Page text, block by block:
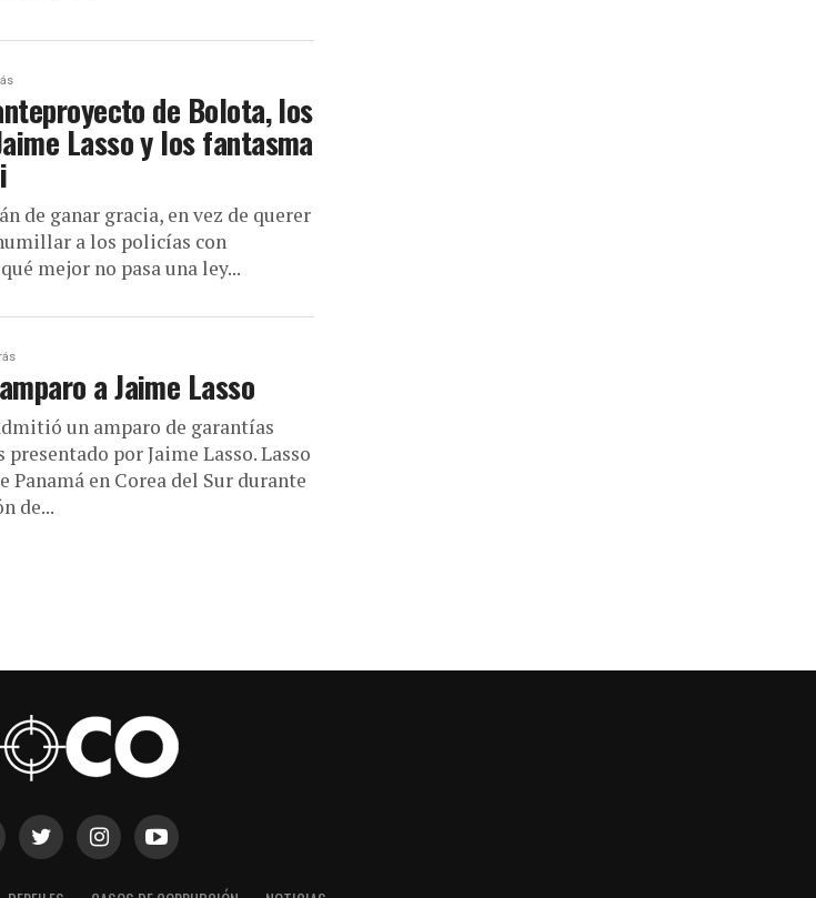
de Bolota, los
Lasso y los fantasma
de ganar gracia, en vez de querer
a los policías con
mejor no pasa una ley...
a Jaime Lasso
un amparo de garantías
por Jaime Lasso. Lasso
Panamá en Corea del Sur durante
de...